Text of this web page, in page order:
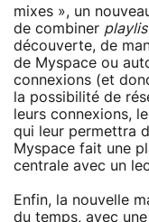
mixes », un
de combiner
découverte, de
de Myspace ou
connexions (et
la possibilité de
leurs connexions,
qui leur permettra
Myspace fait une
centrale avec un
Enfin, la nouvelle
du temps, avec